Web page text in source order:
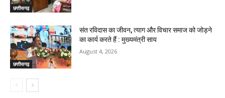
छत्तीसगढ़
छत्तीसगढ़
संत रविदास का जीवन, त्याग और विचार समाज को जोड़ने
का कार्य करते हैं : मुख्यमंत्री साय
August 4, 2026